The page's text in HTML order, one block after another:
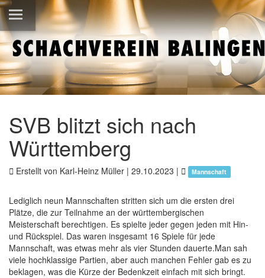
SVB blitzt sich nach
Württemberg
Erstellt von Karl-Heinz Müller | 29.10.2023 | Mannschaft
Lediglich neun Mannschaften stritten sich um die ersten drei
Plätze, die zur Teilnahme an der württembergischen
Meisterschaft berechtigen. Es spielte jeder gegen jeden mit Hin-
und Rückspiel. Das waren insgesamt 16 Spiele für jede
Mannschaft, was etwas mehr als vier Stunden dauerte.Man sah
viele hochklassige Partien, aber auch manchen Fehler gab es zu
beklagen, was die Kürze der Bedenkzeit einfach mit sich bringt.